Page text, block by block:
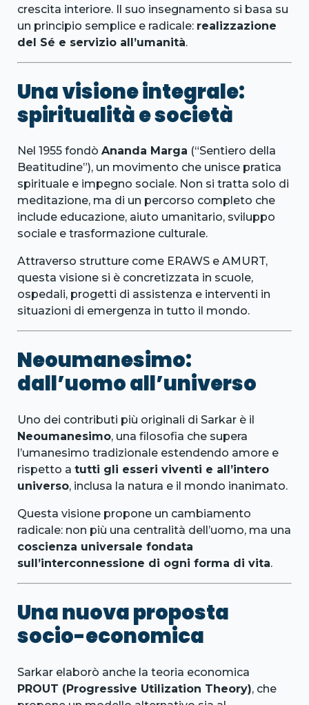
crescita interiore. Il suo insegnamento si basa su
un principio semplice e radicale: realizzazione
del Sé e servizio all’umanità.
Una visione integrale:
spiritualità e società
Nel 1955 fondò Ananda Marga (“Sentiero della
Beatitudine”), un movimento che unisce pratica
spirituale e impegno sociale. Non si tratta solo di
meditazione, ma di un percorso completo che
include educazione, aiuto umanitario, sviluppo
sociale e trasformazione culturale.
Attraverso strutture come ERAWS e AMURT,
questa visione si è concretizzata in scuole,
ospedali, progetti di assistenza e interventi in
situazioni di emergenza in tutto il mondo.
Neoumanesimo:
dall’uomo all’universo
Uno dei contributi più originali di Sarkar è il
Neoumanesimo, una filosofia che supera
l’umanesimo tradizionale estendendo amore e
rispetto a tutti gli esseri viventi e all’intero
universo, inclusa la natura e il mondo inanimato.
Questa visione propone un cambiamento
radicale: non più una centralità dell’uomo, ma una
coscienza universale fondata
sull’interconnessione di ogni forma di vita.
Una nuova proposta
socio-economica
Sarkar elaborò anche la teoria economica
PROUT (Progressive Utilization Theory), che